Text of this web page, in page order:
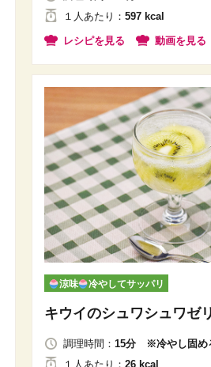
１人あたり ： 597 kcal
レシピを見る 動画を見る
涼味 冷やしてサッパリ
キウイのシュワシュワゼ
調理時間： 15分 ※冷やし固め
１人あたり ： 26 kcal